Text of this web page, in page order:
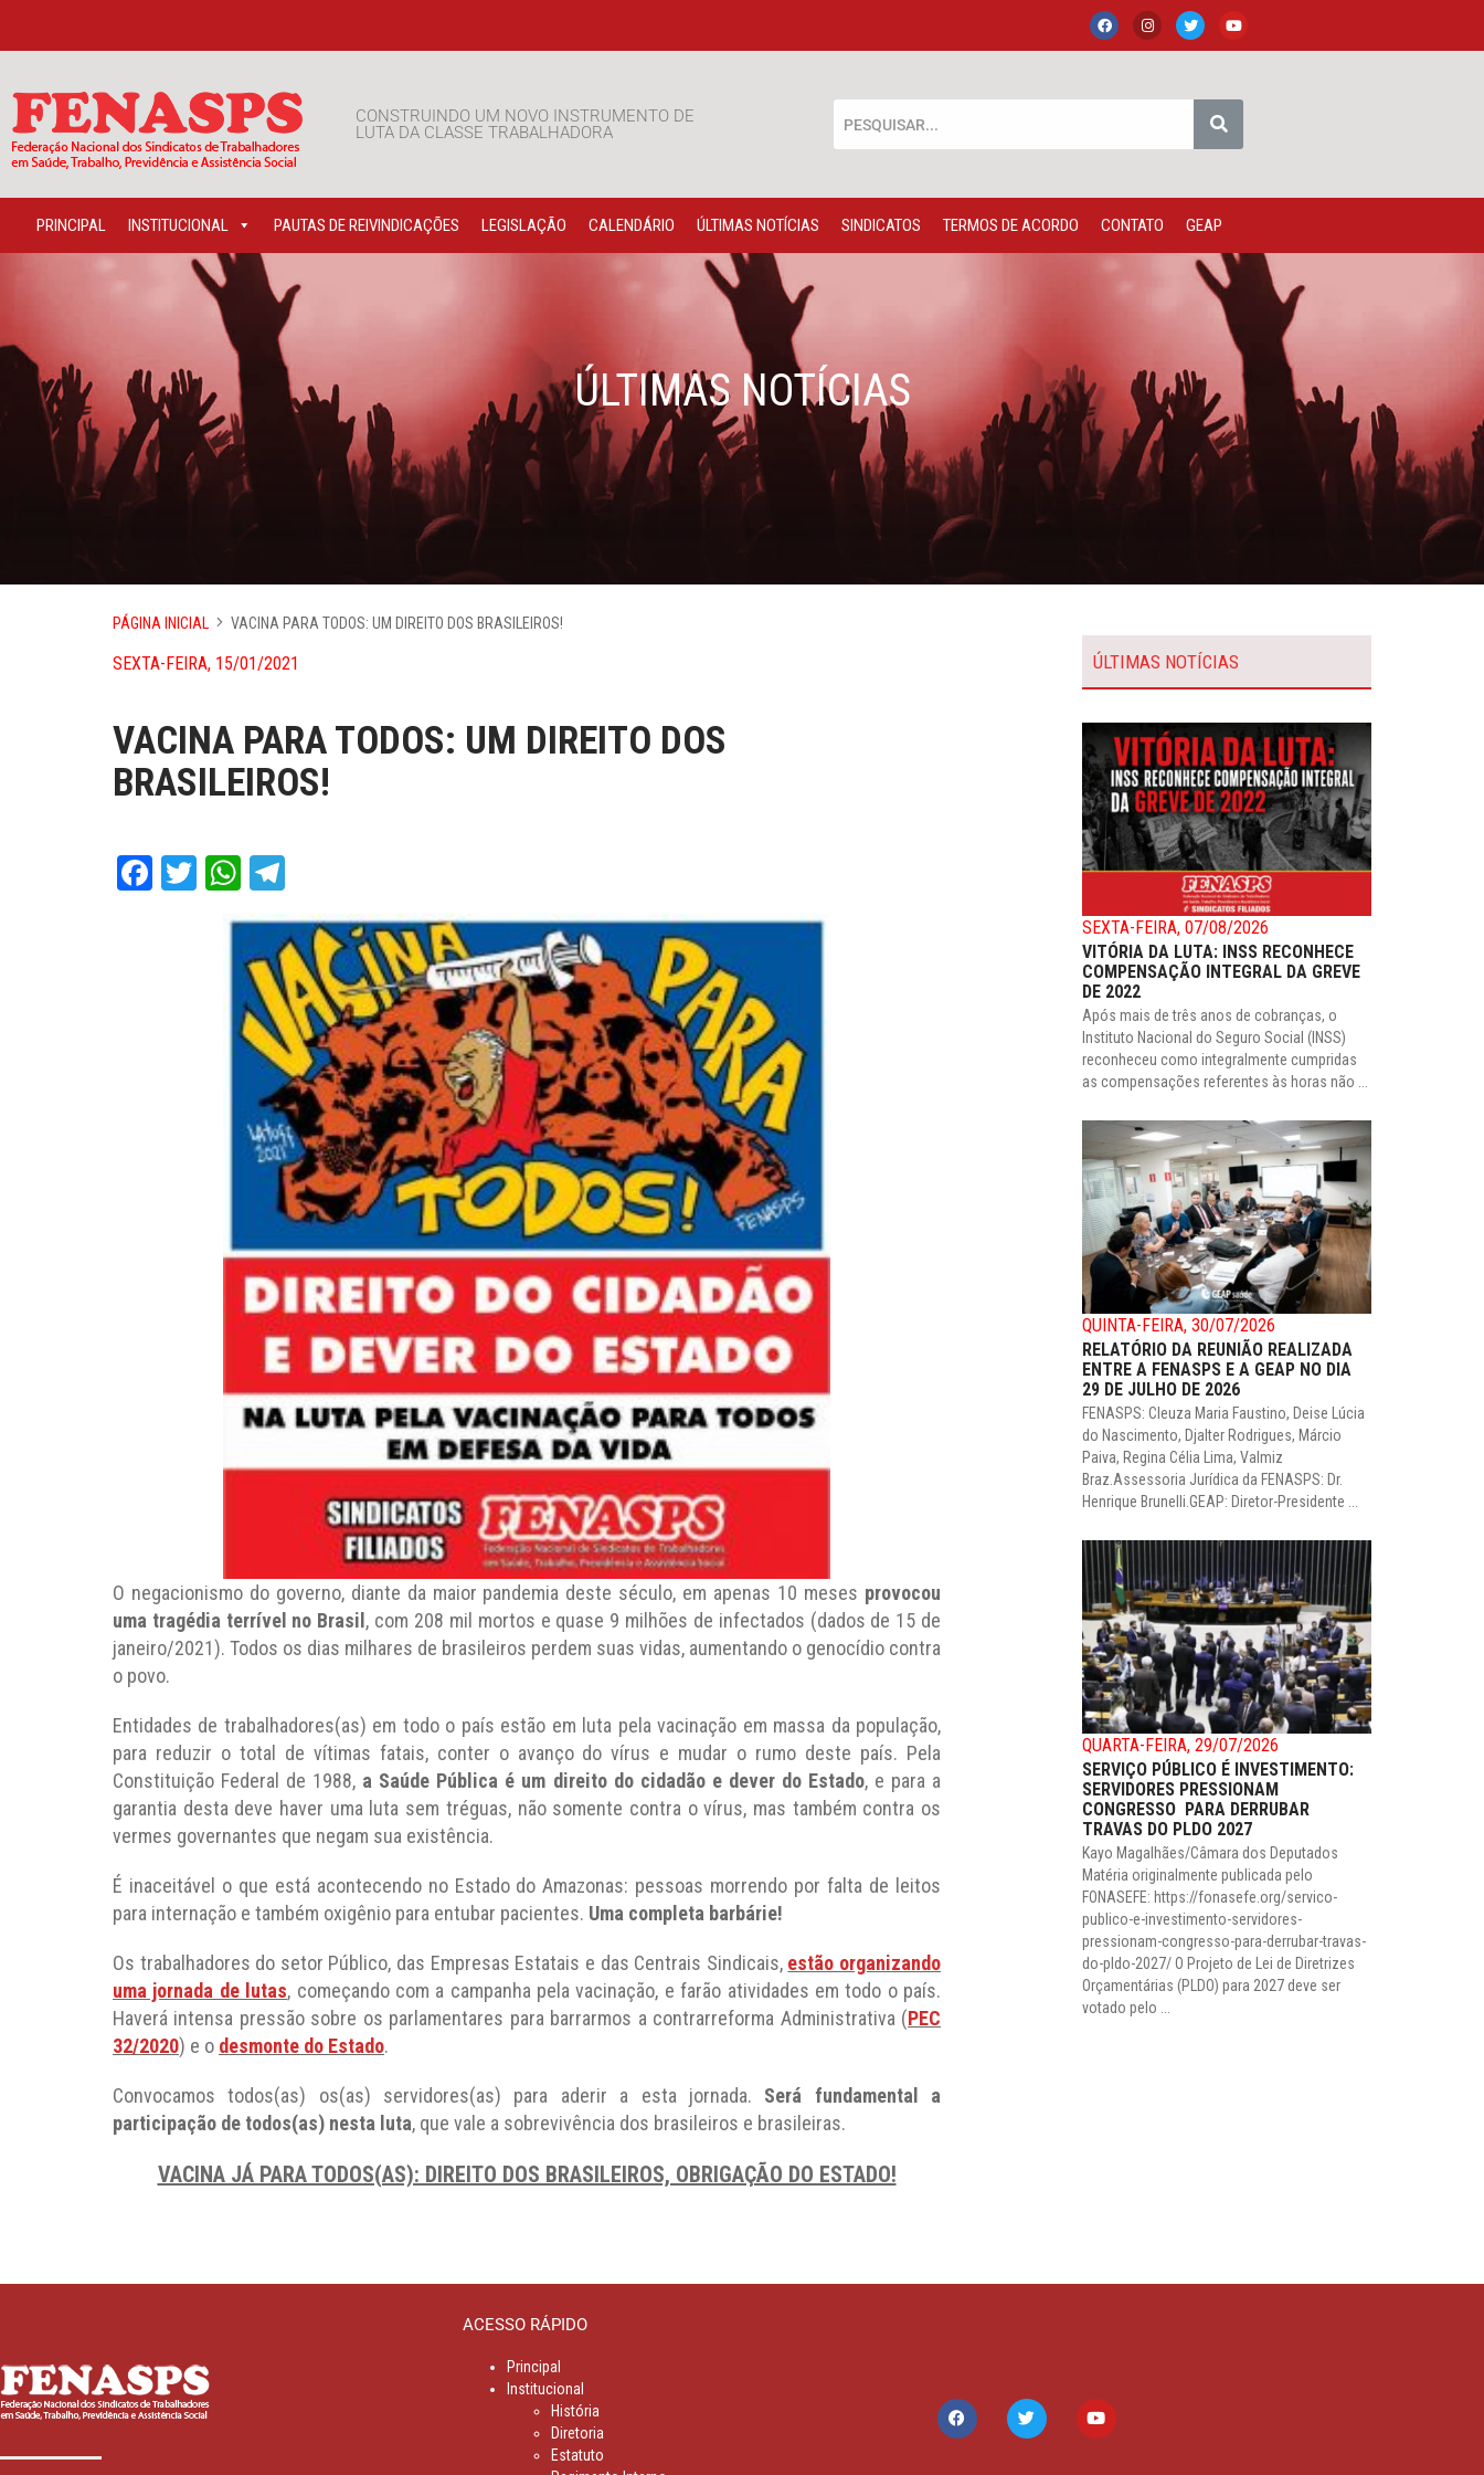
CONSTRUINDO UM NOVO INSTRUMENTO DE
LUTA DA CLASSE TRABALHADORA
PRINCIPAL INSTITUCIONAL PAUTAS DE REIVINDICAÇÕES LEGISLAÇÃO CALENDÁRIO ÚLTIMAS NOTÍCIAS SINDICATOS TERMOS DE ACORDO CONTATO GEAP
ÚLTIMAS NOTÍCIAS
PÁGINA INICIAL VACINA PARA TODOS: UM DIREITO DOS BRASILEIROS!
SEXTA-FEIRA, 15/01/2021
VACINA PARA TODOS: UM DIREITO DOS
BRASILEIROS!
Facebook
TwitterWhatsApp
O negacionismo do governo, diante da maior pandemia deste século, em apenas 10 meses provocou
uma tragédia terrível no Brasil , com 208 mil mortos e quase 9 milhões de infectados (dados de 15 de
janeiro/2021). Todos os dias milhares de brasileiros perdem suas vidas, aumentando o genocídio contra
o povo.
Entidades de trabalhadores(as) em todo o país estão em luta pela vacinação em massa da população,
para reduzir o total de vítimas fatais, conter o avanço do vírus e mudar o rumo deste país. Pela
Constituição Federal de 1988, a Saúde Pública é um direito do cidadão e dever do Estado, e para a
garantia desta deve haver uma luta sem tréguas, não somente contra o vírus, mas também contra os
vermes governantes que negam sua existência.
É inaceitável o que está acontecendo no Estado do Amazonas: pessoas morrendo por falta de leitos
para internação e também oxigênio para entubar pacientes. Uma completa barbárie!
Os trabalhadores do setor Público, das Empresas Estatais e das Centrais Sindicais, estão organizando
uma jornada de lutas, começando com a campanha pela vacinação, e farão atividades em todo o país.
Haverá intensa pressão sobre os parlamentares para barrarmos a contrarreforma Administrativa (PEC
32/2020) e o desmonte do Estado.
Convocamos todos(as) os(as) servidores(as) para aderir a esta jornada. Será fundamental a
participação de todos(as) nesta luta, que vale a sobrevivência dos brasileiros e brasileiras.
VACINA JÁ PARA TODOS(AS): DIREITO DOS BRASILEIROS, OBRIGAÇÃO DO ESTADO!
ÚLTIMAS NOTÍCIAS
SEXTA-FEIRA, 07/08/2026
VITÓRIA DA LUTA: INSS RECONHECE
COMPENSAÇÃO INTEGRAL DA GREVE
DE 2022
Após mais de três anos de cobranças, o
Instituto Nacional do Seguro Social (INSS)
reconheceu como integralmente cumpridas
as compensações referentes às horas não ...
QUINTA-FEIRA, 30/07/2026
RELATÓRIO DA REUNIÃO REALIZADA
ENTRE A FENASPS E A GEAP NO DIA
29 DE JULHO DE 2026
FENASPS: Cleuza Maria Faustino, Deise Lúcia
do Nascimento, Djalter Rodrigues, Márcio
Paiva, Regina Célia Lima, Valmiz
Braz.Assessoria Jurídica da FENASPS: Dr.
Henrique Brunelli.GEAP: Diretor-Presidente ...
QUARTA-FEIRA, 29/07/2026
SERVIÇO PÚBLICO É INVESTIMENTO:
SERVIDORES PRESSIONAM
CONGRESSO PARA DERRUBAR
TRAVAS DO PLDO 2027
Kayo Magalhães/Câmara dos Deputados
Matéria originalmente publicada pelo
FONASEFE: https://fonasefe.org/servico-
publico-e-investimento-servidores-
pressionam-congresso-para-derrubar-travas-
do-pldo-2027/ O Projeto de Lei de Diretrizes
Orçamentárias (PLDO) para 2027 deve ser
votado pelo ...
ACESSO RÁPIDO
Principal
Institucional
História
Diretoria
Estatuto